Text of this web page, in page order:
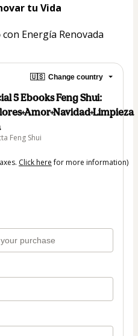
tu Vida
con Energía Renovada
🇺🇸 Change country
5 Ebooks Feng Shui:
Feng Shui
Click herefor more information)